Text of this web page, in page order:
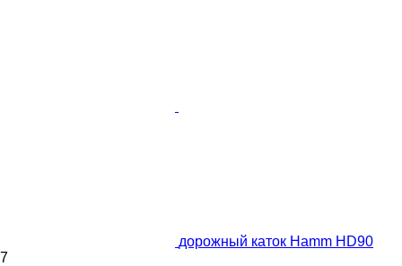
дорожный каток Hamm HD90
7